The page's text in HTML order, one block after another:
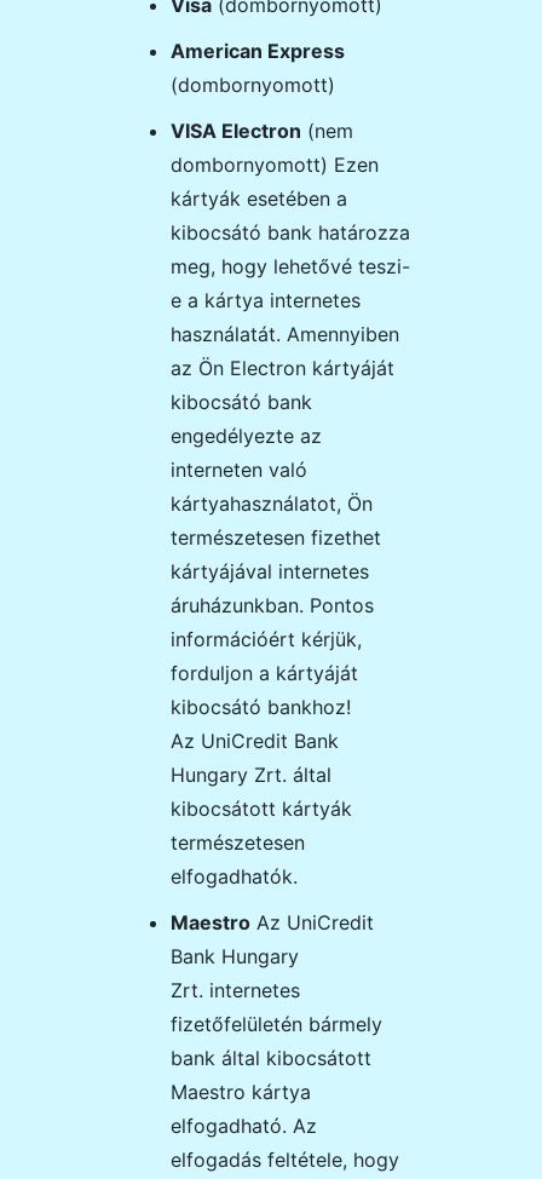
American Express
(dombornyomott)
VISA Electron (nem
dombornyomott) Ezen
kártyák esetében a
kibocsátó bank határozza
meg, hogy lehetővé teszi-
e a kártya internetes
használatát. Amennyiben
az Ön Electron kártyáját
kibocsátó bank
engedélyezte az
interneten való
kártyahasználatot, Ön
természetesen fizethet
kártyájával internetes
áruházunkban. Pontos
információért kérjük,
forduljon a kártyáját
kibocsátó bankhoz!
Az UniCredit Bank
Hungary Zrt. által
kibocsátott kártyák
természetesen
elfogadhatók.
Maestro Az UniCredit
Bank Hungary
Zrt. internetes
fizetőfelületén bármely
bank által kibocsátott
Maestro kártya
elfogadható. Az
elfogadás feltétele, hogy